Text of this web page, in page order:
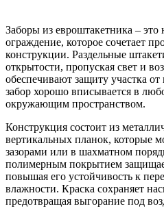
Заборы из евроштакетника – это
ограждение, которое сочетает
конструкции. Раздельные
открытости, пропуская свет и
обеспечивают защиту участка
забор хорошо вписывается в
окружающим пространством.
Конструкция состоит из
вертикальных планок, которые
зазорами или в шахматном
полимерным покрытием
повышая его устойчивость к
влажности. Краска сохраняет
предотвращая выгорание под